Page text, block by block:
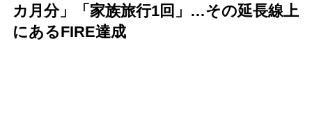
カ月分」「家族旅行1回」…その延長線上
にあるFIRE達成